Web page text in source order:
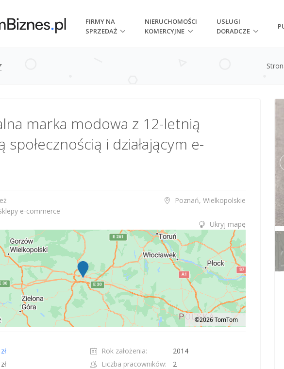
FIRMY NA
SPRZEDAŻ
NIERUCHOMOŚCI
KOMERCYJNE
USŁUGI
DORADCZE
marka modowa z 12-letnią
społecznością i działającym e-
e-commerce
Poznań, Wielkopolskie
Ukryj mapę
©2026 TomTom
Rok założenia:
2014
Liczba pracowników:
2